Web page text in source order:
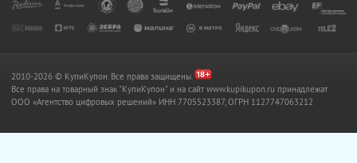
2010-2026 © КупиКупон. Все права защищены.
Все права на товарный знак "КупиКупон" и на сайт www.kupikupon.ru принадлежат
OOO «Агентство цифровых решений» ИНН 7705523387, ОГРН 1127747063212